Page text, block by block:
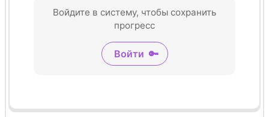
Войдите в систему, чтобы сохранить
прогресс
Войти 🔑